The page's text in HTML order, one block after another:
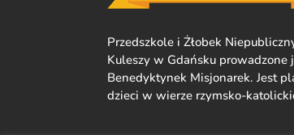
Przedszkole i Żłobek
Kuleszy w Gdańsku prowadzone
Benedyktynek Misjonarek. Jest
dzieci w wierze rzymsko-